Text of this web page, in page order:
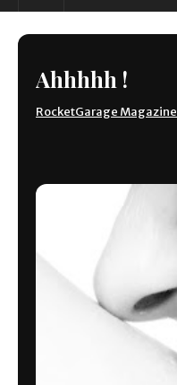
Ahhhhh !
RocketGarage Magazine